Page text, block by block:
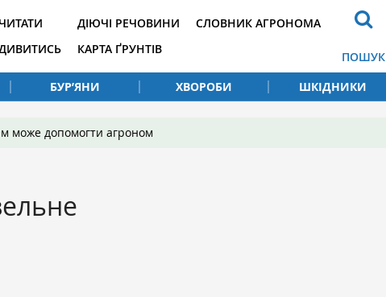
ДІЮЧІ РЕЧОВИНИ
КАРТА ҐРУНТІВ
СЛОВНИК АГРОНОМА
ПОШУК
БУР’ЯНИ ХВОРОБИ ШКІДНИКИ
може допомогти агроном